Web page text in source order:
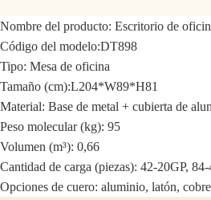
Nombre del producto: Escritorio de
Código del modelo:DT898
Tipo: Mesa de oficina
Tamaño (cm):L204*W89*H81
Material: Base de metal + cubierta de
Peso molecular (kg): 95
Volumen (m³): 0,66
Cantidad de carga (piezas): 42-20GP,
Opciones de cuero: aluminio, latón, cobre